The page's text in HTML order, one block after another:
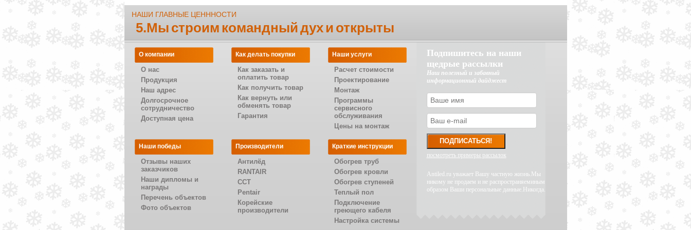
НАШИ ГЛАВНЫЕ ЦЕНННОСТИ
5.Мы строим командный дух и открыты
О компании
О нас
Продукция
Наш адрес
Долгосрочное
сотрудничество
Доступная цена
Как делать покупки
Как заказать и
оплатить товар
Как получить товар
Как вернуть или
обменять товар
Гарантия
Наши услуги
Расчет стоимости
Проектирование
Монтаж
Программы
сервисного
обслуживания
Цены на монтаж
Наши победы
Отзывы наших
заказчиков
Наши дипломы и
награды
Перечень объектов
Фото объектов
Производители
Антилёд
RANTAIR
CCT
Pentair
Корейские
производители
Краткие инструкции
Обогрев труб
Обогрев кровли
Обогрев ступеней
Теплый пол
Подключение
греющего кабеля
Настройка системы
Подпишитесь на наши
щедрые рассылки
Наш полезный и забавный
информационный дайджест
посмотреть примеры рассылок
Antiled.ru уважает Вашу частную жизнь.Мы
никому не продаем и не распространяеминым
образом Ваши персональные данные.Никогда.